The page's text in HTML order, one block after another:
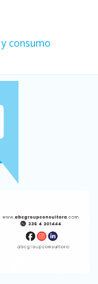
el sector
consumo
el país, un 5,9%
bajó un 12,6%
décadas y ya